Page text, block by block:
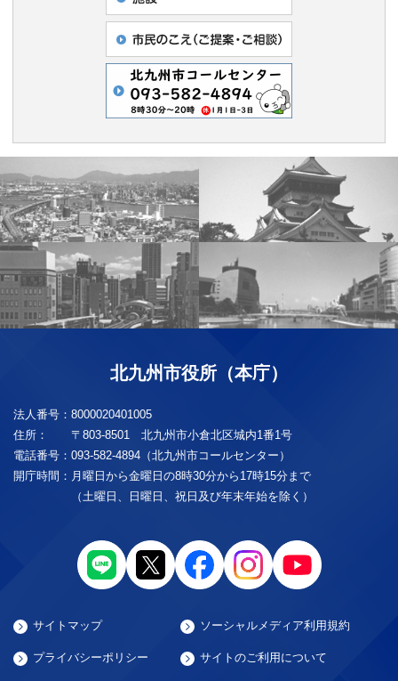
北九州市役所（本庁）
法人番号： 8000020401005
住所：
〒803-8501 北九州市小倉北区城内1番1号
電話番号： 093-582-4894（北九州市コールセンター）
開庁時間： 月曜日から金曜日の8時30分から17時15分まで
（土曜日、日曜日、祝日及び年末年始を除く）
サイトマップ ソーシャルメディア利用規約
プライバシーポリシー サイトのご利用について